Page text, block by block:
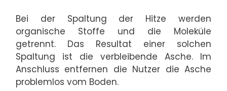
Bei der Spaltung der Hitze werden
organische Stoffe und die Moleküle
getrennt. Das Resultat einer solchen
Spaltung ist die verbleibende Asche. Im
Anschluss entfernen die Nutzer die Asche
problemlos vom Boden.